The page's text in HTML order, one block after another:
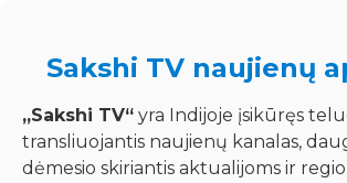
Sakshi TV naujienų
„Sakshi TV“ yra Indijoje įsikūręs
transliuojantis naujienų kanalas,
dėmesio skiriantis aktualijoms ir